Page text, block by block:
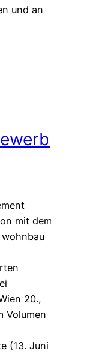
und an
mit dem
20.,
Volumen
(13. Juni